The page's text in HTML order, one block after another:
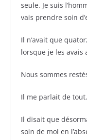
seule. Je suis
vais prendre soin
Il n’avait que
lorsque je les avais
Nous sommes
Il me parlait de
Il disait que
soin de moi en